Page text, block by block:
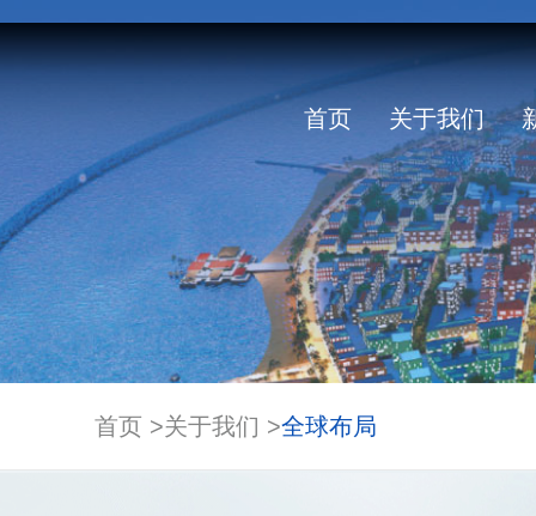
首页 关于我们
公司概况 管
全球布局 资
公司要闻 所
大交通 大城
科技成果 创
科研动态
发展目标 发
发展路径 增
党建工作 纪
人才现状 领
基本信息 公
定期报告 公
首页 >关于我们 >全球布局